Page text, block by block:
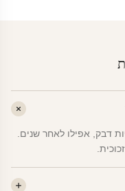
דבק, אפילו לאחר שנים.